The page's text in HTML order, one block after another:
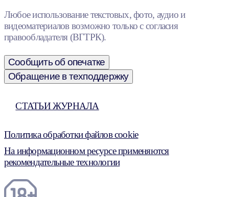
Любое использование текстовых, фото, аудио и
видеоматериалов возможно только с согласия
правообладателя (ВГТРК).
Сообщить об опечатке
Обращение в техподдержку
СТАТЬИ ЖУРНАЛА
Политика обработки файлов cookie
На информационном ресурсе применяются
рекомендательные технологии